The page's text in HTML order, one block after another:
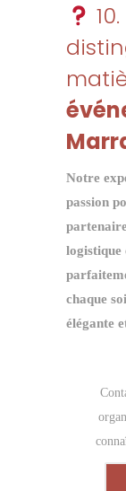
Notre
passion
logistique
chaque
élégante